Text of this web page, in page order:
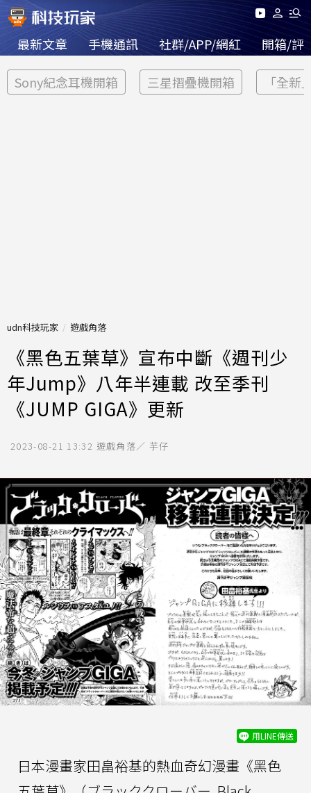
最新文章 手機通訊 社群/APP/網紅 開箱/評
Sony紀念耳機開箱 三星摺疊機開箱 「全新
udn科技玩家 遊戲角落
《黑色五葉草》宣布中斷《週刊少
年Jump》八年半連載 改至季刊
《JUMP GIGA》更新
2023-08-21 13:32 遊戲角落／ 芋仔
用LINE傳送
日本漫畫家田畠裕基的熱血奇幻漫畫《黑色